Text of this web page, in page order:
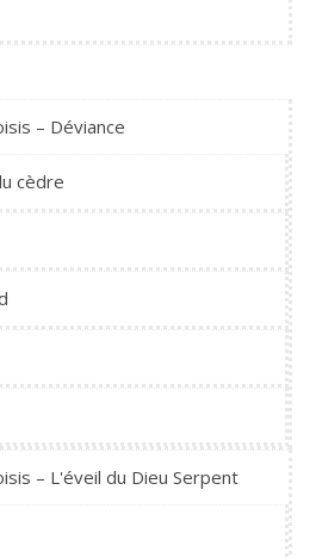
– Déviance
cèdre
– L'éveil du Dieu Serpent